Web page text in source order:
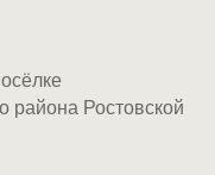
района Ростовской